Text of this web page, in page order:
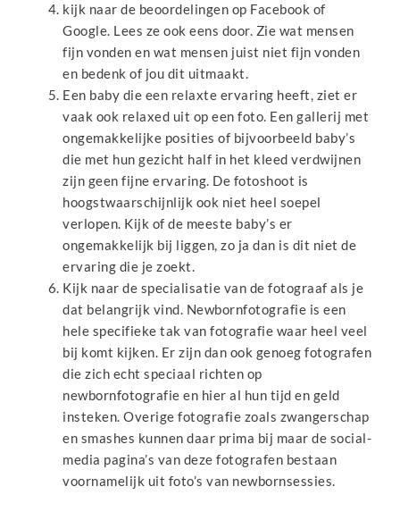
kijk naar de beoordelingen op Facebook of
Google. Lees ze ook eens door. Zie wat mensen
fijn vonden en wat mensen juist niet fijn vonden
en bedenk of jou dit uitmaakt.
Een baby die een relaxte ervaring heeft, ziet er
vaak ook relaxed uit op een foto. Een gallerij met
ongemakkelijke posities of bijvoorbeeld baby’s
die met hun gezicht half in het kleed verdwijnen
zijn geen fijne ervaring. De fotoshoot is
hoogstwaarschijnlijk ook niet heel soepel
verlopen. Kijk of de meeste baby’s er
ongemakkelijk bij liggen, zo ja dan is dit niet de
ervaring die je zoekt.
Kijk naar de specialisatie van de fotograaf als je
dat belangrijk vind. Newbornfotografie is een
hele specifieke tak van fotografie waar heel veel
bij komt kijken. Er zijn dan ook genoeg fotografen
die zich echt speciaal richten op
newbornfotografie en hier al hun tijd en geld
insteken. Overige fotografie zoals zwangerschap
en smashes kunnen daar prima bij maar de social-
media pagina’s van deze fotografen bestaan
voornamelijk uit foto’s van newbornsessies.